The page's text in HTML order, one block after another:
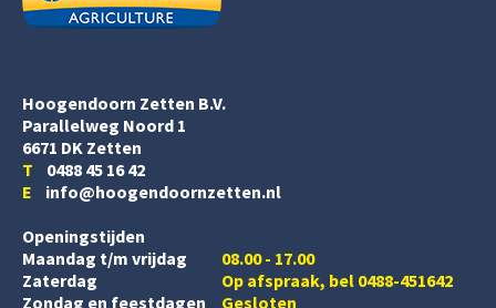
Hoogendoorn Zetten B.V.
Parallelweg Noord 1
6671 DK Zetten
T 0488 45 16 42
E info@hoogendoornzetten.nl
Openingstijden
Maandag t/m vrijdag
08.00 - 17.00
Zaterdag
Op afspraak, bel 0488-451642
Zondag en feestdagen
Gesloten